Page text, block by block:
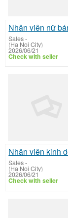
Sales-
(Ha Noi City)
2026/06/21
Check with seller
Sales-
(Ha Noi City)
2026/06/21
Check with seller